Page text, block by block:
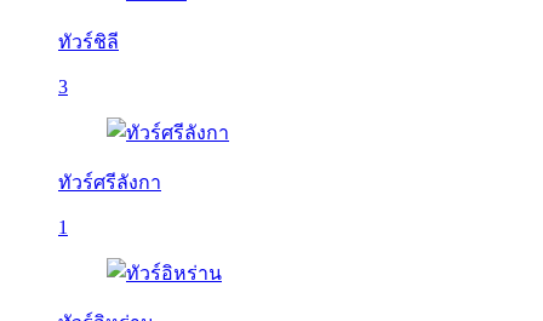
ทัวร์ชิลี
3
ทัวร์ศรีลังกา
1